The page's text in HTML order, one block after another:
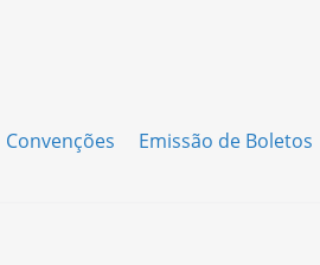
Convenções Emissão de Boletos